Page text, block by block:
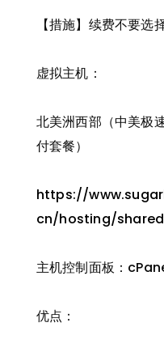
【措施】续费不要
虚拟主机：
北美洲西部（中美极
付套餐）
https://
cn/hosting/
主机控制面板：
优点：